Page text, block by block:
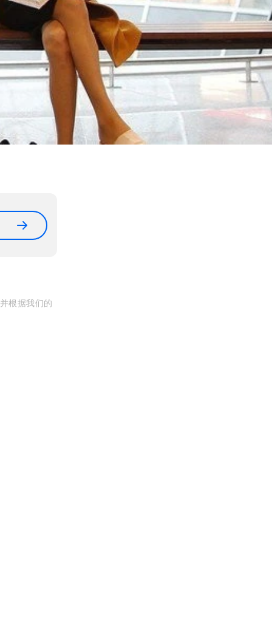
根据我们的